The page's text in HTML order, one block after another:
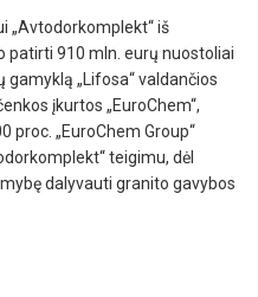
„Avtodorkomplekt“ iš
patirti 910 mln. eurų nuostoliai
„Lifosa“ valdančios
įkurtos „EuroChem“,
„EuroChem Group“
teigimu, dėl
dalyvauti granito gavybos